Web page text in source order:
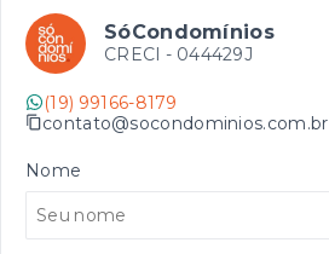
SóCondomínios
CRECI - 044429J
(19) 99166-8179
contato@socondominios.com.br
Nome